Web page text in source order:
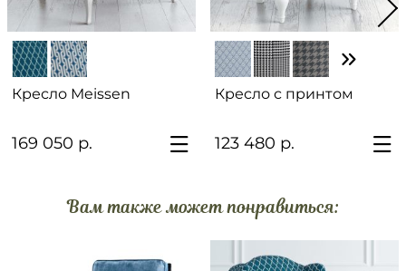
Кресло Meissen
169 050 р.
Кресло с принтом
123 480 р.
Вам также может понравиться: